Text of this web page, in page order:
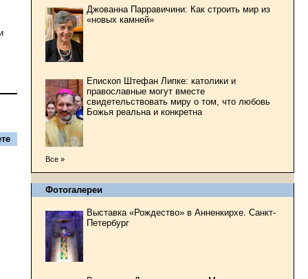
Джованна Парравичини: Как строить мир из
«новых камней»
Епископ Штефан Липке: католики и
православные могут вместе
свидетельствовать миру о том, что любовь
Божья реальна и конкретна
Все »
Фотогалереи
Выставка «Рождество» в Анненкирхе. Санкт-
Петербург